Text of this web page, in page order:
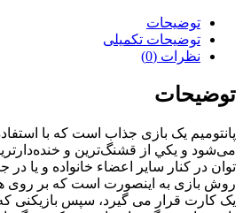
توضیحات
توضیحات تکمیلی
نظرات (0)
توضیحات
پانتومیم یک بازی جذاب است که با
می‌شود و يکي از قشنگ‌ترين و
توان در کنار سایر اعضاء خانواده و یا در
روش بازی به اینصورت است که بر روی
یک کارت قرار می گیرد، سپس بازیکنی